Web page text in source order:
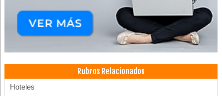
Rubros Relacionados
Hoteles